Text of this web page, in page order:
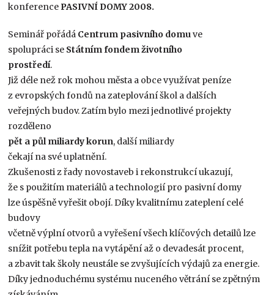
konference PASIVNÍ DOMY 2008.
Seminář pořádá Centrum pasivního domu ve
spolupráci se Státním fondem životního
prostředí.
Již déle než rok mohou města a obce využívat peníze
z evropských fondů na zateplování škol a dalších
veřejných budov. Zatím bylo mezi jednotlivé projekty
rozděleno
pět a půl miliardy korun, další miliardy
čekají na své uplatnění.
Zkušenosti z řady novostaveb i rekonstrukcí ukazují,
že s použitím materiálů a technologií pro pasivní domy
lze úspěšně vyřešit obojí. Díky kvalitnímu zateplení celé
budovy
včetně výplní otvorů a vyřešení všech klíčových detailů lze
snížit potřebu tepla na vytápění až o devadesát procent,
a zbavit tak školy neustále se zvyšujících výdajů za energie.
Díky jednoduchému systému nuceného větrání se zpětným